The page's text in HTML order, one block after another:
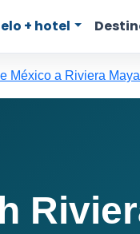
+ hotel
México a Riviera Maya